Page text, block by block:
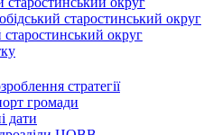
старостинський округ
округ
стратегії
громади
дати